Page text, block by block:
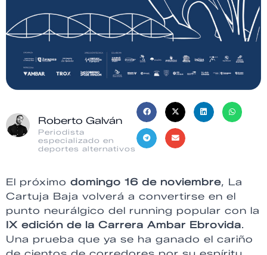
Roberto Galván
Periodista
especializado en
deportes alternativos
El próximo domingo 16 de noviembre, La
Cartuja Baja volverá a convertirse en el
punto neurálgico del running popular con la
IX edición de la Carrera Ambar Ebrovida.
Una prueba que ya se ha ganado el cariño